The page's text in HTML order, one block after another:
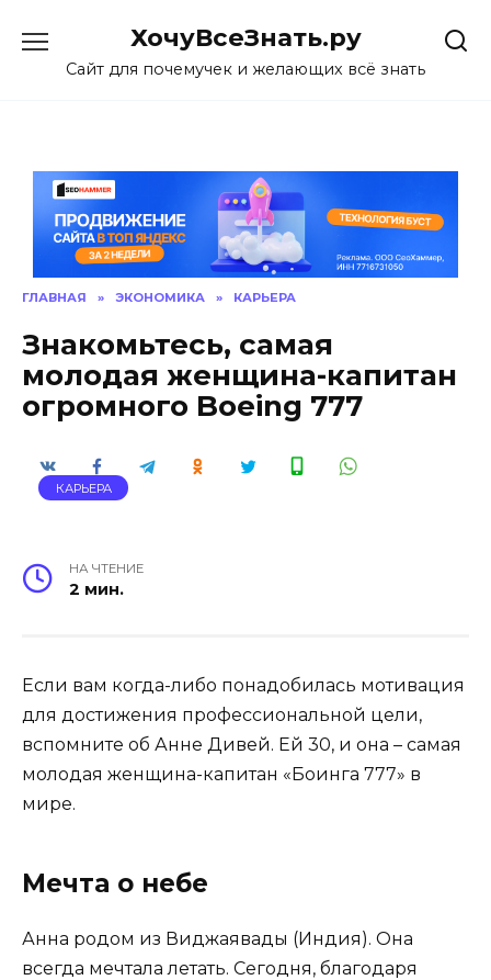
content
ХочуВсеЗнать.ру
Сайт для почемучек и желающих всё знать
ГЛАВНАЯ » ЭКОНОМИКА » КАРЬЕРА
Знакомьтесь, самая
молодая женщина-капитан
огромного Boeing 777
КАРЬЕРА
НА ЧТЕНИЕ
2 мин.
Если вам когда-либо понадобилась мотивация
для достижения профессиональной цели,
вспомните об Анне Дивей. Ей 30, и она – самая
молодая женщина-капитан «Боинга 777» в
мире.
Мечта о небе
Анна родом из Виджаявады (Индия). Она
всегда мечтала летать. Сегодня, благодаря